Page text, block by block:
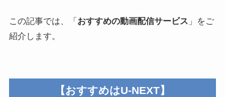
この記事では、「 おすすめの動画配信サービス 」をご
紹介します。
【おすすめはU-NEXT】